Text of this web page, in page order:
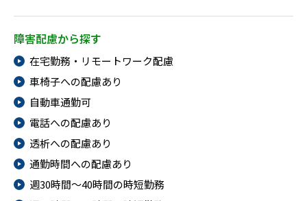
障害配慮から探す
在宅勤務・リモートワーク配慮
車椅子への配慮あり
自動車通勤可
電話への配慮あり
透析への配慮あり
通勤時間への配慮あり
週30時間～40時間の時短勤務